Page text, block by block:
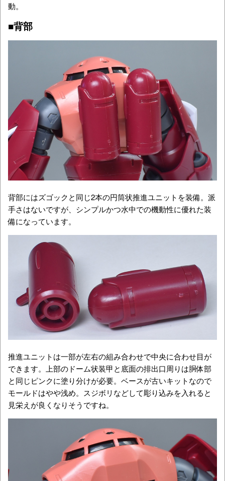
動。
■背部
背部にはズゴックと同じ2本の円筒状推進ユニットを装備。派
手さはないですが、シンプルかつ水中での機動性に優れた装
備になっています。
推進ユニットは一部が左右の組み合わせで中央に合わせ目が
できます。上部のドーム状装甲と底面の排出口周りは胴体部
と同じピンクに塗り分けが必要。ベースが古いキットなので
モールドはやや浅め。スジボリなどして彫り込みを入れると
見栄えが良くなりそうですね。